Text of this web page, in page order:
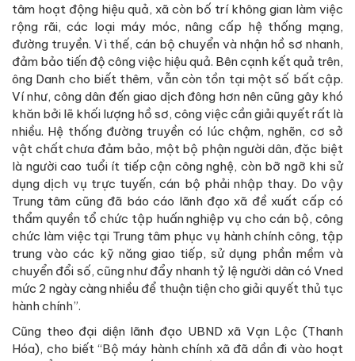
tâm hoạt động hiệu quả, xã còn bố trí không gian làm việc
rộng rãi, các loại máy móc, nâng cấp hệ thống mạng,
đường truyền. Vì thế, cán bộ chuyển và nhận hồ sơ nhanh,
đảm bảo tiến độ công việc hiệu quả. Bên cạnh kết quả trên,
ông Danh cho biết thêm, vẫn còn tồn tại một số bất cập.
Ví như, công dân đến giao dịch đông hơn nên cũng gây khó
khăn bởi lẽ khối lượng hồ sơ, công việc cần giải quyết rất là
nhiều. Hệ thống đường truyền có lúc chậm, nghẽn, cơ sở
vật chất chưa đảm bảo, một bộ phận người dân, đặc biệt
là người cao tuổi ít tiếp cận công nghệ, còn bỡ ngỡ khi sử
dụng dịch vụ trực tuyến, cán bộ phải nhập thay. Do vậy
Trung tâm cũng đã báo cáo lãnh đạo xã đề xuất cấp có
thẩm quyền tổ chức tập huấn nghiệp vụ cho cán bộ, công
chức làm việc tại Trung tâm phục vụ hành chính công, tập
trung vào các kỹ năng giao tiếp, sử dụng phần mềm và
chuyển đổi số, cũng như đẩy nhanh tỷ lệ người dân có Vned
mức 2 ngày càng nhiều để thuận tiện cho giải quyết thủ tục
hành chính”.
Cũng theo đại diện lãnh đạo UBND xã Vạn Lộc (Thanh
Hóa), cho biết “Bộ máy hành chính xã đã dần đi vào hoạt